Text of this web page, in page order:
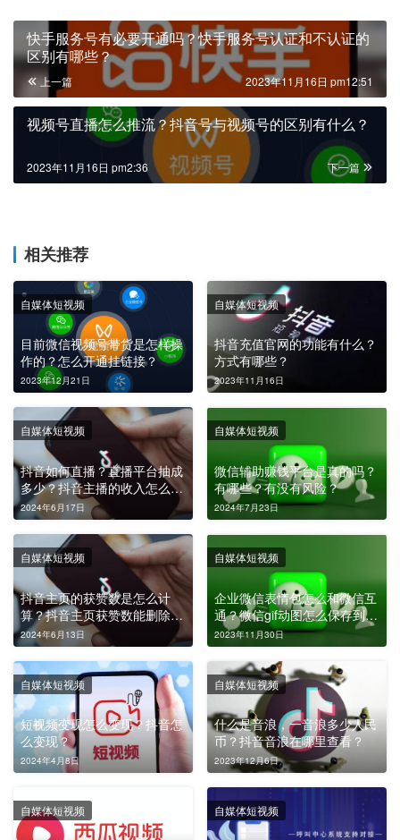
快手服务号有必要开通吗？快手服务号认证和不认证的
区别有哪些？
上一篇 2023年11月16日 pm12:51
视频号直播怎么推流？抖音号与视频号的区别有什么？
下一篇
2023年11月16日 pm2:36
相关推荐
目前微信视频号带货是怎样操
作的？怎么开通挂链接？
2023年12月21日
自媒体短视频
抖音充值官网的功能有什么？
方式有哪些？
2023年11月16日
自媒体短视频
抖音如何直播？直播平台抽成
多少？抖音主播的收入怎么
算？
2024年6月17日
自媒体短视频
微信辅助赚钱平台是真的吗？
有哪些？有没有风险？
2024年7月23日
自媒体短视频
抖音主页的获赞数是怎么计
算？抖音主页获赞数能删除
吗？
2024年6月13日
自媒体短视频
企业微信表情包怎么和微信互
通？微信gif动图怎么保存到手
机相册？
2023年11月30日
自媒体短视频
短视频变现怎么变现？抖音怎
么变现？
2024年4月8日
自媒体短视频
什么是音浪，一音浪多少人民
币？抖音音浪在哪里查看？
2023年12月6日
自媒体短视频
自媒体短视频 自媒体短视频